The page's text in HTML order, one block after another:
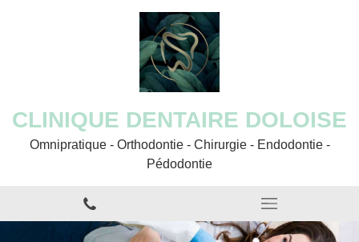
CLINIQUE DENTAIRE DOLOISE
Omnipratique - Orthodontie - Chirurgie - Endodontie -
Pédodontie